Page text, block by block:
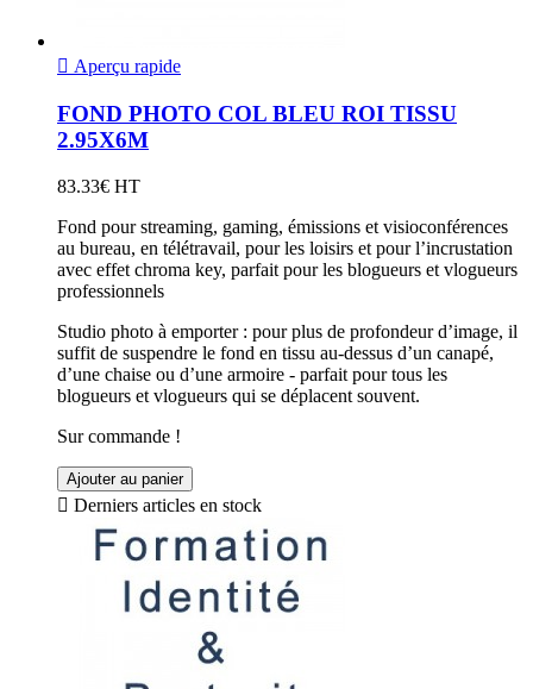
 Aperçu rapide
FOND PHOTO COL BLEU ROI TISSU
2.95X6M
83.33€ HT
Fond pour streaming, gaming, émissions et visioconférences
au bureau, en télétravail, pour les loisirs et pour l’incrustation
avec effet chroma key, parfait pour les blogueurs et vlogueurs
professionnels
Studio photo à emporter : pour plus de profondeur d’image, il
suffit de suspendre le fond en tissu au-dessus d’un canapé,
d’une chaise ou d’une armoire - parfait pour tous les
blogueurs et vlogueurs qui se déplacent souvent.
Sur commande !
Ajouter au panier
 Derniers articles en stock